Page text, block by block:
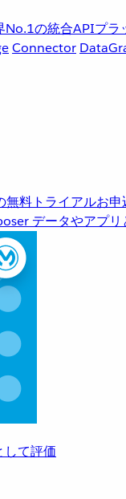
No.1の統合APIプラ
Connector
料トライアルお申
データやアプ
して評価